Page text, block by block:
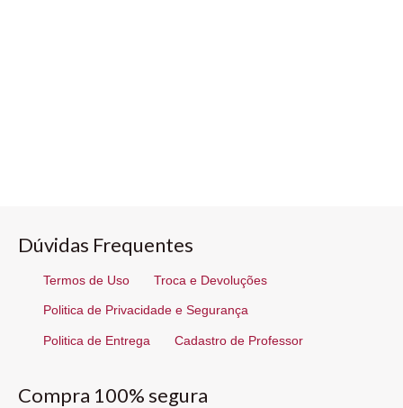
Dúvidas Frequentes
Termos de Uso Troca e Devoluções
Politica de Privacidade e Segurança
Politica de Entrega Cadastro de Professor
Compra 100% segura